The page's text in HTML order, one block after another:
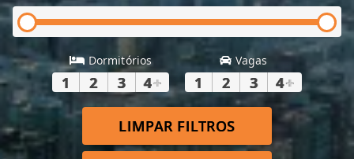
Dormitórios
1 2 3 4+
Vagas
1 2 3 4+
LIMPAR FILTROS